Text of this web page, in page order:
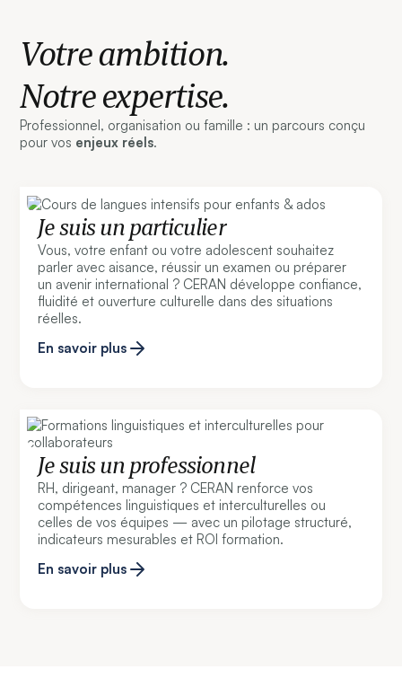
Votre ambition.
Notre expertise.
Professionnel, organisation ou famille : un parcours conçu
pour vos enjeux réels.
Je suis un particulier
Vous, votre enfant ou votre adolescent souhaitez
parler avec aisance, réussir un examen ou préparer
un avenir international ? CERAN développe confiance,
fluidité et ouverture culturelle dans des situations
réelles.
En savoir plus
Je suis un professionnel
RH, dirigeant, manager ? CERAN renforce vos
compétences linguistiques et interculturelles ou
celles de vos équipes — avec un pilotage structuré,
indicateurs mesurables et ROI formation.
En savoir plus